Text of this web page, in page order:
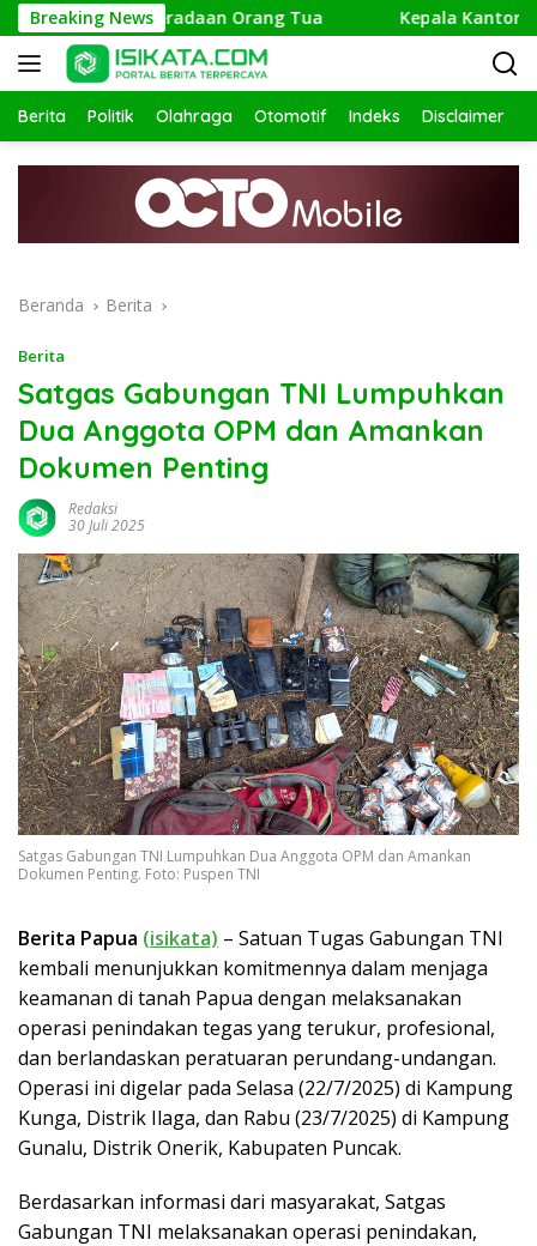
Langsung
ke
konten
Breaking News
Keberadaan Orang Tua Kepala Kantor
Berita Politik Olahraga Otomotif Indeks Disclaimer
Beranda Berita
Berita
Satgas Gabungan TNI Lumpuhkan
Dua Anggota OPM dan Amankan
Dokumen Penting
Redaksi
30 Juli 2025
Satgas Gabungan TNI Lumpuhkan Dua Anggota OPM dan Amankan
Dokumen Penting. Foto: Puspen TNI
Berita Papua (isikata) – Satuan Tugas Gabungan TNI
kembali menunjukkan komitmennya dalam menjaga
keamanan di tanah Papua dengan melaksanakan
operasi penindakan tegas yang terukur, profesional,
dan berlandaskan peratuaran perundang-undangan.
Operasi ini digelar pada Selasa (22/7/2025) di Kampung
Kunga, Distrik Ilaga, dan Rabu (23/7/2025) di Kampung
Gunalu, Distrik Onerik, Kabupaten Puncak.
Berdasarkan informasi dari masyarakat, Satgas
Gabungan TNI melaksanakan operasi penindakan,